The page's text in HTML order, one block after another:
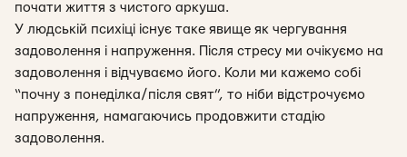
почати життя з чистого аркуша.
У людській психіці існує таке явище як чергування
задоволення і напруження. Після стресу ми очікуємо на
задоволення і відчуваємо його. Коли ми кажемо собі
“почну з понеділка/після свят”, то ніби відстрочуємо
напруження, намагаючись продовжити стадію
задоволення.